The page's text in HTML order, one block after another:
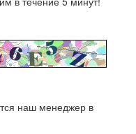
наш менеджер в